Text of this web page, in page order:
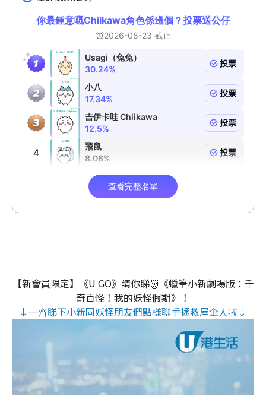
【新會員限定】《U GO》請你睇👹《蠟筆小新劇場版：千
奇百怪！我的妖怪假期》！
↓一齊睇下小新同妖怪朋友們點樣聯手拯救屋企人啦↓